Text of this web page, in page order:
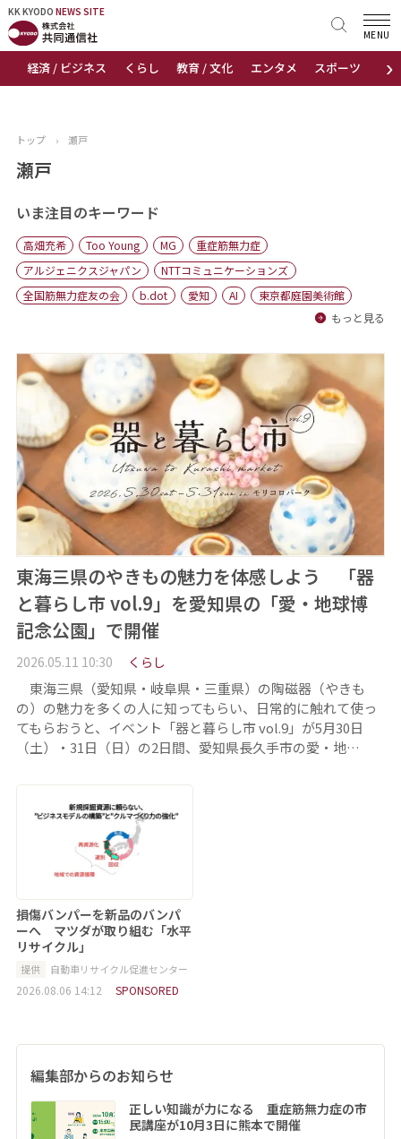
KK KYODO NEWS SITE
›
経済 / ビジネス くらし 教育 / 文化 エンタメ スポーツ 地域
MENU
KK KYODONEWS SITE
トップページ
ニュース
おすすめコンテンツ
出版物
会社概要
トップ › 瀬戸
瀬戸
いま注目のキーワード
高畑充希 Too Young MG
重症筋無力症
アルジェニクスジャパン
NTTコミュニケーションズ
全国筋無力症友の会
b.dot 愛知 AI
東京都庭園美術館
もっと見る
東海三県のやきもの魅力を体感しよう 「器
と暮らし市 vol.9」を愛知県の「愛・地球博
記念公園」で開催
2026.05.11 10:30 くらし
東海三県（愛知県・岐阜県・三重県）の陶磁器（やきも
の）の魅力を多くの人に知ってもらい、日常的に触れて使っ
てもらおうと、イベント「器と暮らし市 vol.9」が5月30日
（土）・31日（日）の2日間、愛知県長久手市の愛・地…
損傷バンパーを新品のバンパ
ーへ マツダが取り組む「水平
リサイクル」
提供 自動車リサイクル促進センター
2026.08.06 14:12 SPONSORED
編集部からのお知らせ
正しい知識が力になる 重症筋無力症の市
民講座が10月3日に熊本で開催